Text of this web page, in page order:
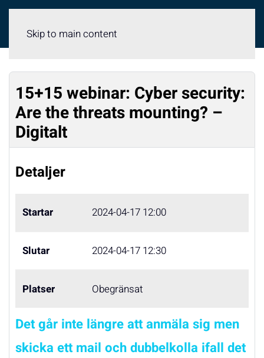
Skip to main content
15+15 webinar: Cyber security:
Are the threats mounting? –
Digitalt
Detaljer
Startar 2024-04-17 12:00
Slutar 2024-04-17 12:30
Platser Obegränsat
Det går inte längre att anmäla sig men
skicka ett mail och dubbelkolla ifall det